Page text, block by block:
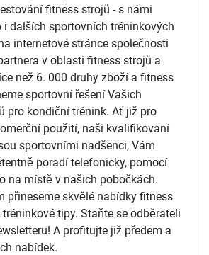
fitness strojů - s námi
i dalších sportovních tréninkových
internetové stránce společnosti
v oblasti fitness strojů a
než 6. 000 druhy zboží a fitness
sportovní řešení Vašich
pro kondiční trénink. Ať již pro
použití, naši kvalifikovaní
sportovními nadšenci, Vám
poradí telefonicky, pomocí
na místě v našich pobočkách.
přineseme skvělé nabídky fitness
tipy. Staňte se odběrateli
A profitujte již předem a
nabídek.